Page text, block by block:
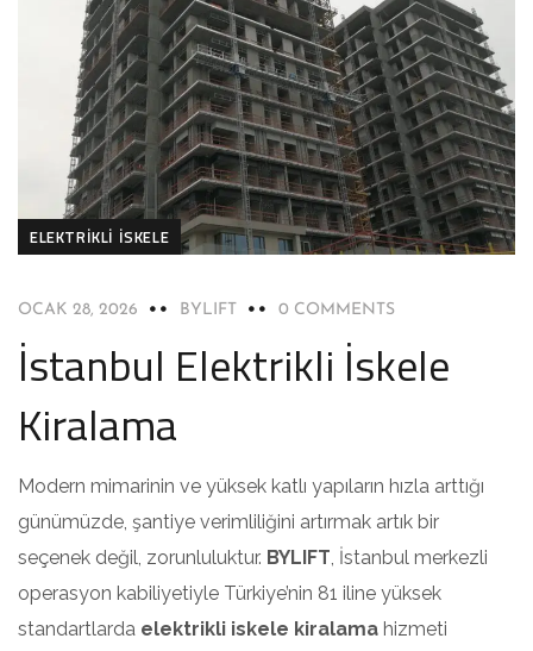
ELEKTRIKLI İSKELE
OCAK 28, 2026 BYLIFT 0 COMMENTS
İstanbul Elektrikli İskele
Kiralama
Modern mimarinin ve yüksek katlı yapıların hızla arttığı
günümüzde, şantiye verimliliğini artırmak artık bir
seçenek değil, zorunluluktur. BYLIFT , İstanbul merkezli
operasyon kabiliyetiyle Türkiye’nin 81 iline yüksek
standartlarda elektrikli iskele kiralama hizmeti